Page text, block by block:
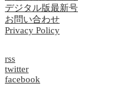
デジタル版最新号
お問い合わせ
Privacy Policy
rss
twitter
facebook